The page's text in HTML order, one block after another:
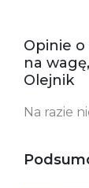
Opinie o
na
Olejnik
Na razie